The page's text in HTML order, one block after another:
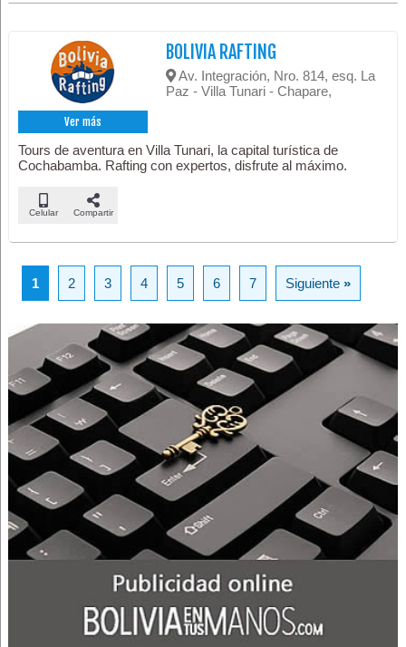
Ver más
BOLIVIA RAFTING
Av. Integración, Nro. 814, esq. La
Paz - Villa Tunari - Chapare,
Tours de aventura en Villa Tunari, la capital turística de
Cochabamba. Rafting con expertos, disfrute al máximo.
Celular Compartir
1 2 3 4 5 6 7 Siguiente»